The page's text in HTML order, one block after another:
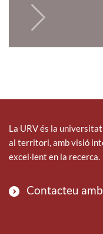
La URV és la
al territori, amb visió
excel·lent en la recerca.
Contacteu